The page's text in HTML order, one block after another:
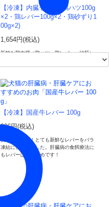
【冷凍】内臓セット (鶏ハツ100g
×2・鶏レバー100g×2・鶏砂ずり1
00g×2)
1,654円(税込)
新鮮な鶏内臓（鶏ハツ・鶏レバー・砂肝）
【冷凍】国産牛レバー 100g
396円(税込)
安心の国産牛！とても新鮮なレバーをバラ
凍結に仕上げました。肝臓病の食餌療法に
もレバーはおすすめです！